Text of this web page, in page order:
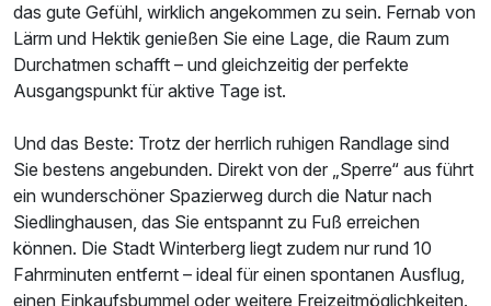
das gute Gefühl, wirklich angekommen zu sein. Fernab von
Lärm und Hektik genießen Sie eine Lage, die Raum zum
Durchatmen schafft – und gleichzeitig der perfekte
Ausgangspunkt für aktive Tage ist.
Und das Beste: Trotz der herrlich ruhigen Randlage sind
Sie bestens angebunden. Direkt von der „Sperre“ aus führt
ein wunderschöner Spazierweg durch die Natur nach
Siedlinghausen, das Sie entspannt zu Fuß erreichen
können. Die Stadt Winterberg liegt zudem nur rund 10
Fahrminuten entfernt – ideal für einen spontanen Ausflug,
einen Einkaufsbummel oder weitere Freizeitmöglichkeiten.